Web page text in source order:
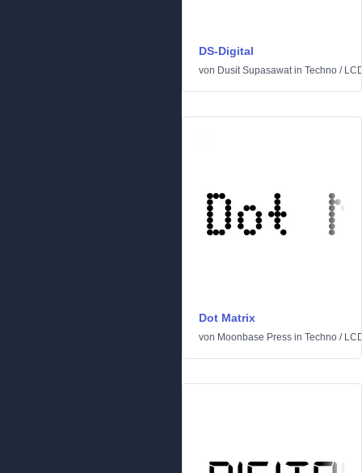
DS-Digital
von Dusit Supasawatin Techno /
Dot Matrix
von Moonbase Press in Techno /